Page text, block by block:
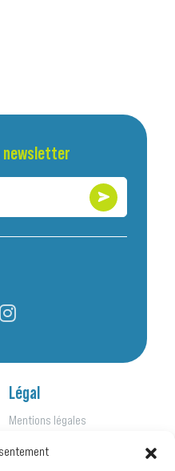
Légal
Mentions légales
Kit de presse
newsletter